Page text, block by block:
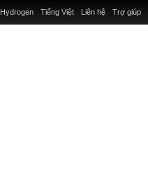
Liên hệ Trợ giúp
Hydrogen Tiếng Việt